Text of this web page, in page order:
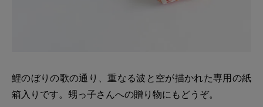
鯉のぼりの歌の通り、重なる波と空が描かれた専用の紙
箱入りです。甥っ子さんへの贈り物にもどうぞ。